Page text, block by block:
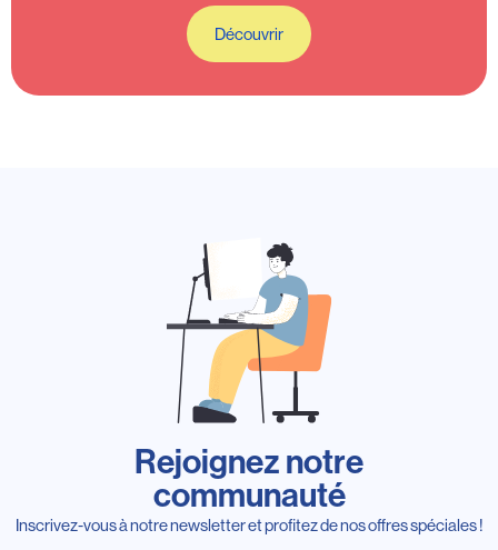
Découvrir
Rejoignez notre
communauté
Inscrivez-vous à notre newsletter et profitez de nos offres spéciales !